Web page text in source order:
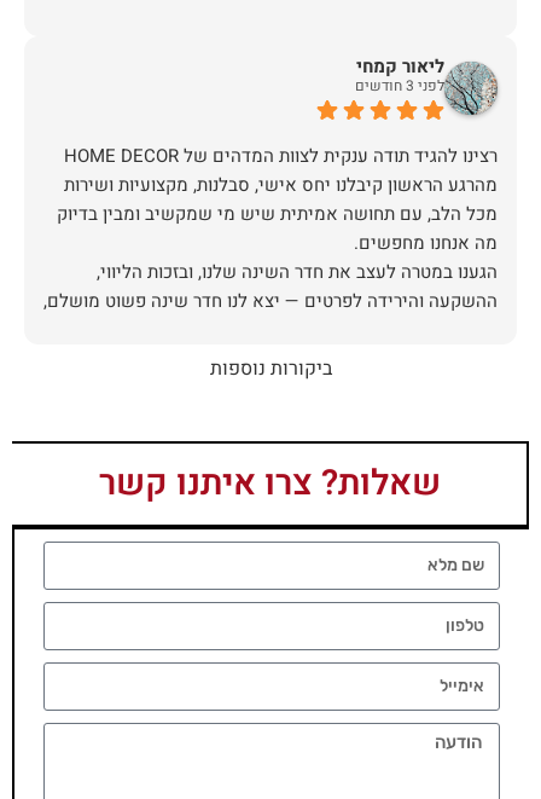
ליאור קמחי
לפני 3 חודשים
מהרגע הראשון קיבלנו יחס אישי, סבלנות, מקצועיות ושירות
מכל הלב, עם תחושה אמיתית שיש מי שמקשיב ומבין בדיוק
הגענו במטרה לעצב את חדר השינה שלנו, ובזכות הליווי,
ההשקעה והירידה לפרטים — יצא לנו חדר שינה פשוט מושלם,
האיכות ברמה גבוהה, העיצוב מהמם, וכל התהליך היה נעים,
מי שמחפש ריהוט איכותי ושירות ברמה אחרת. תודה רבה!
ביקורות נוספות
שאלות? צרו איתנו קשר